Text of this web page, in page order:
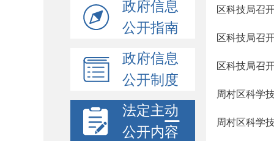
政府信息
公开指南
政府信息
公开制度
法定主动
公开内容
区科技局召
区科技局召
区科技局召
周村区科学
周村区科学